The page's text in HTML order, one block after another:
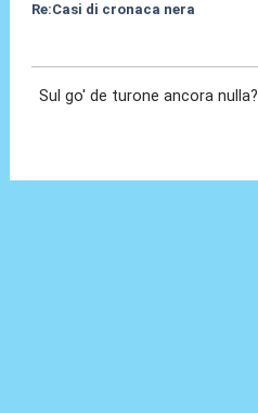
Re:Casi di cronaca nera
Sul go' de turone ancora nulla?